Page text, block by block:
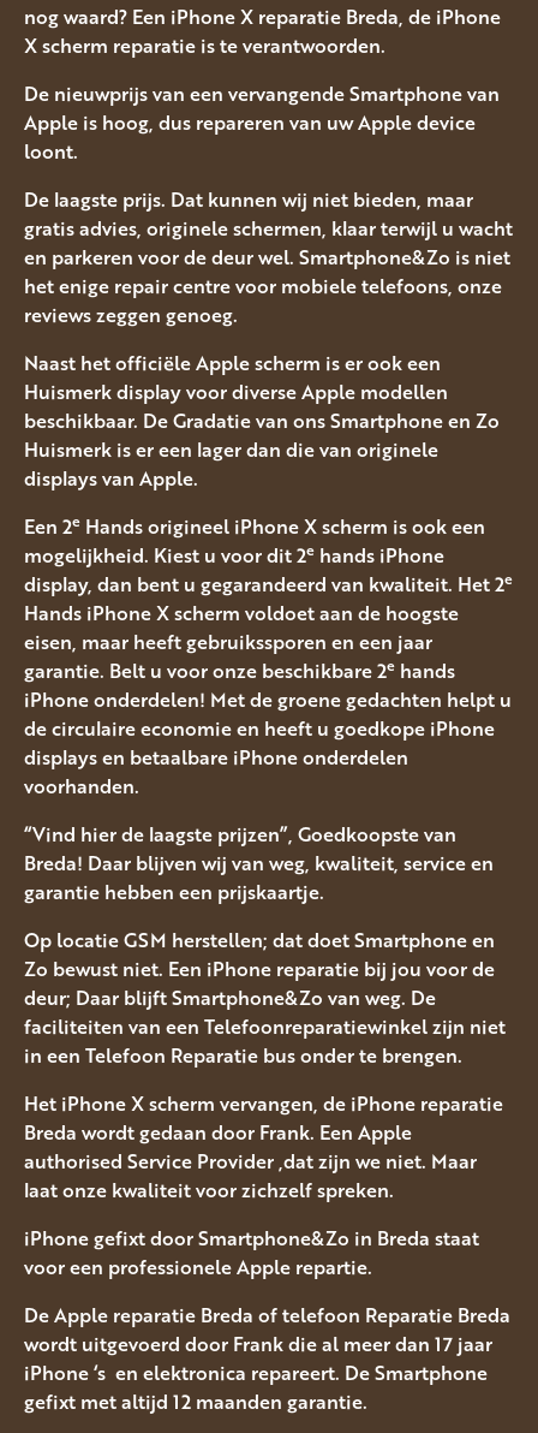
nog waard? Een iPhone X reparatie Breda, de iPhone
X scherm reparatie is te verantwoorden.
De nieuwprijs van een vervangende Smartphone van
Apple is hoog, dus repareren van uw Apple device
loont.
De laagste prijs. Dat kunnen wij niet bieden, maar
gratis advies, originele schermen, klaar terwijl u wacht
en parkeren voor de deur wel. Smartphone&Zo is niet
het enige repair centre voor mobiele telefoons, onze
reviews zeggen genoeg.
Naast het officiële Apple scherm is er ook een
Huismerk display voor diverse Apple modellen
beschikbaar. De Gradatie van ons Smartphone en Zo
Huismerk is er een lager dan die van originele
displays van Apple.
Een 2e Hands origineel iPhone X scherm is ook een
mogelijkheid. Kiest u voor dit 2e hands iPhone
display, dan bent u gegarandeerd van kwaliteit. Het 2e
Hands iPhone X scherm voldoet aan de hoogste
eisen, maar heeft gebruikssporen en een jaar
garantie. Belt u voor onze beschikbare 2e hands
iPhone onderdelen! Met de groene gedachten helpt u
de circulaire economie en heeft u goedkope iPhone
displays en betaalbare iPhone onderdelen
voorhanden.
“Vind hier de laagste prijzen”, Goedkoopste van
Breda! Daar blijven wij van weg, kwaliteit, service en
garantie hebben een prijskaartje.
Op locatie GSM herstellen; dat doet Smartphone en
Zo bewust niet. Een iPhone reparatie bij jou voor de
deur; Daar blijft Smartphone&Zo van weg. De
faciliteiten van een Telefoonreparatiewinkel zijn niet
in een Telefoon Reparatie bus onder te brengen.
Het iPhone X scherm vervangen, de iPhone reparatie
Breda wordt gedaan door Frank. Een Apple
authorised Service Provider ,dat zijn we niet. Maar
laat onze kwaliteit voor zichzelf spreken.
iPhone gefixt door Smartphone&Zo in Breda staat
voor een professionele Apple repartie.
De Apple reparatie Breda of telefoon Reparatie Breda
wordt uitgevoerd door Frank die al meer dan 17 jaar
iPhone ‘s en elektronica repareert. De Smartphone
gefixt met altijd 12 maanden garantie.